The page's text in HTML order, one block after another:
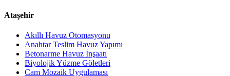
Ataşehir
Akıllı Havuz Otomasyonu
Anahtar Teslim Havuz Yapımı
Betonarme Havuz İnşaatı
Biyolojik Yüzme Göletleri
Cam Mozaik Uygulaması